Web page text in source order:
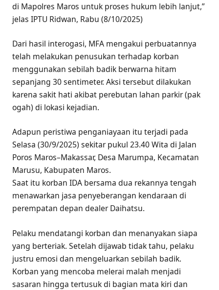
di Mapolres Maros untuk proses hukum lebih lanjut,”
jelas IPTU Ridwan, Rabu (8/10/2025)
Dari hasil interogasi, MFA mengakui perbuatannya
telah melakukan penusukan terhadap korban
menggunakan sebilah badik berwarna hitam
sepanjang 30 sentimeter. Aksi tersebut dilakukan
karena sakit hati akibat perebutan lahan parkir (pak
ogah) di lokasi kejadian.
Adapun peristiwa penganiayaan itu terjadi pada
Selasa (30/9/2025) sekitar pukul 23.40 Wita di Jalan
Poros Maros–Makassar, Desa Marumpa, Kecamatan
Marusu, Kabupaten Maros.
Saat itu korban IDA bersama dua rekannya tengah
menawarkan jasa penyeberangan kendaraan di
perempatan depan dealer Daihatsu.
Pelaku mendatangi korban dan menanyakan siapa
yang berteriak. Setelah dijawab tidak tahu, pelaku
justru emosi dan mengeluarkan sebilah badik.
Korban yang mencoba melerai malah menjadi
sasaran hingga tertusuk di bagian mata kiri dan